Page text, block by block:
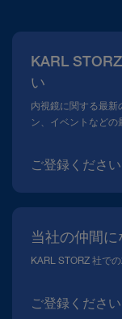
コンプライアンス
メディアテーク
KARL
い
内視鏡に関する最新
ン、イベントなどの
ご登録ください
当社の仲間
KARL STORZ 社で
ご登録ください